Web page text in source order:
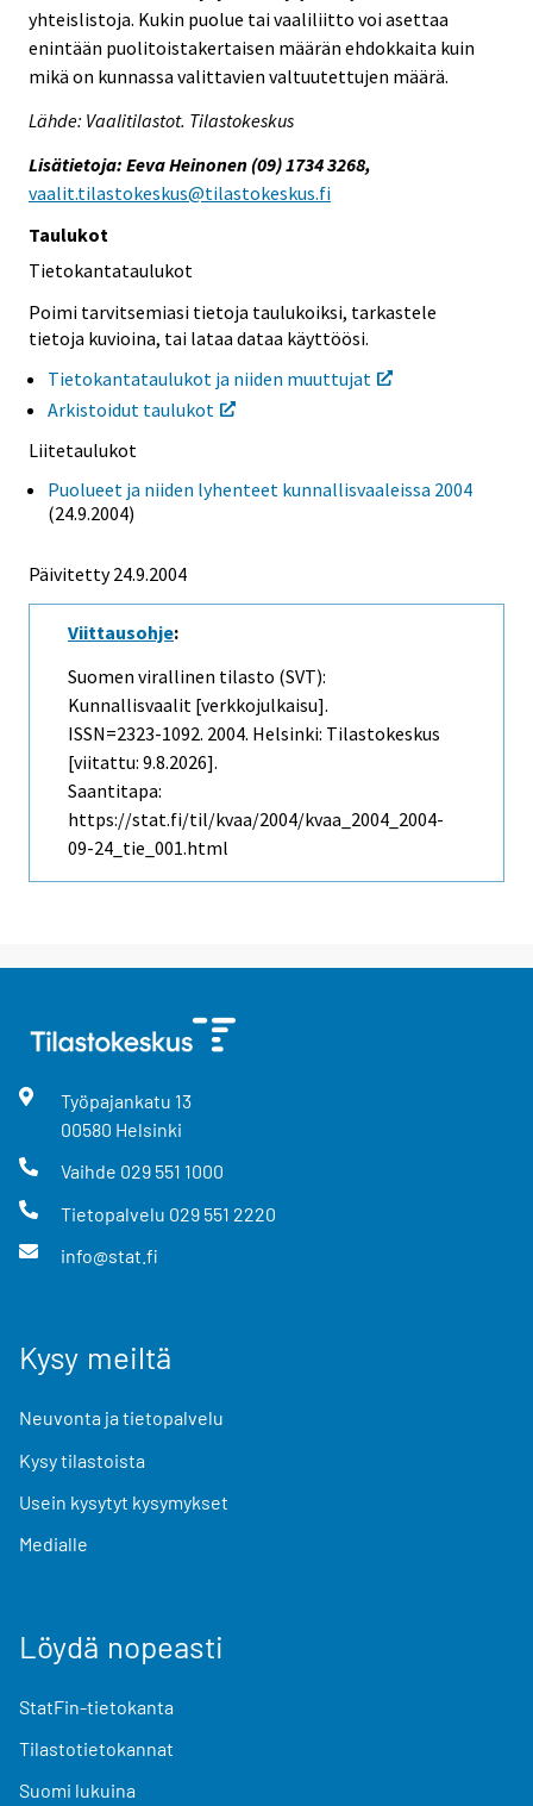
yhteislistoja. Kukin puolue tai vaaliliitto voi asettaa
enintään puolitoistakertaisen määrän ehdokkaita kuin
mikä on kunnassa valittavien valtuutettujen määrä.
Lähde: Vaalitilastot. Tilastokeskus
Lisätietoja: Eeva Heinonen (09) 1734 3268,
vaalit.tilastokeskus@tilastokeskus.fi
Taulukot
Tietokantataulukot
Poimi tarvitsemiasi tietoja taulukoiksi, tarkastele
tietoja kuvioina, tai lataa dataa käyttöösi.
Tietokantataulukot ja niiden muuttujat
Arkistoidut taulukot
Liitetaulukot
Puolueet ja niiden lyhenteet kunnallisvaaleissa 2004
(24.9.2004)
Päivitetty24.9.2004
Viittausohje:
Suomen virallinen tilasto (SVT):
Kunnallisvaalit [verkkojulkaisu].
ISSN=2323-1092. 2004. Helsinki: Tilastokeskus
[viitattu: 9.8.2026].
Saantitapa:
https://stat.fi/til/kvaa/2004/kvaa_2004_2004-
09-24_tie_001.html
Työpajankatu 13
00580 Helsinki
Vaihde 029 551 1000
Tietopalvelu 029 551 2220
info@stat.fi
Kysy meiltä
Neuvonta ja tietopalvelu
Kysy tilastoista
Usein kysytyt kysymykset
Medialle
Löydä nopeasti
StatFin-tietokanta
Tilastotietokannat
Suomi lukuina